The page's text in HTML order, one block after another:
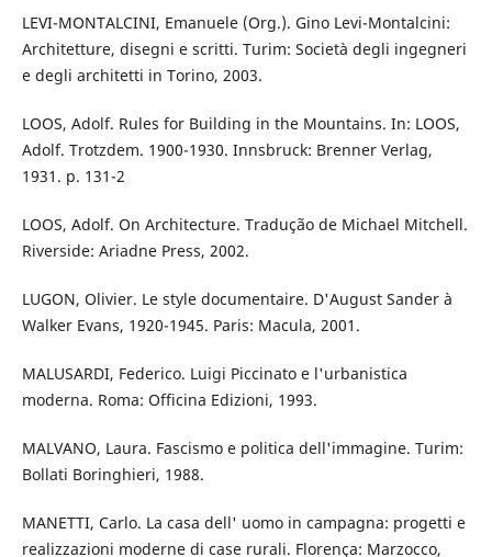
LEVI-MONTALCINI, Emanuele (Org.). Gino Levi-Montalcini:
Architetture, disegni e scritti. Turim: Società degli ingegneri
e degli architetti in Torino, 2003.
LOOS, Adolf. Rules for Building in the Mountains. In: LOOS,
Adolf. Trotzdem. 1900-1930. Innsbruck: Brenner Verlag,
1931. p. 131-2
LOOS, Adolf. On Architecture. Tradução de Michael Mitchell.
Riverside: Ariadne Press, 2002.
LUGON, Olivier. Le style documentaire. D'August Sander à
Walker Evans, 1920-1945. Paris: Macula, 2001.
MALUSARDI, Federico. Luigi Piccinato e l'urbanistica
moderna. Roma: Officina Edizioni, 1993.
MALVANO, Laura. Fascismo e politica dell'immagine. Turim:
Bollati Boringhieri, 1988.
MANETTI, Carlo. La casa dell' uomo in campagna: progetti e
realizzazioni moderne di case rurali. Florença: Marzocco,